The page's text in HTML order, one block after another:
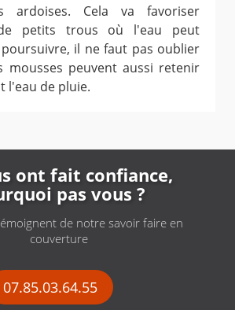
ardoises. Cela va favoriser
petits trous où l'eau peut
il ne faut pas oublier
mousses peuvent aussi retenir
l'eau de pluie.
ont fait confiance,
pas vous ?
de notre savoir faire en
couverture
07.85.03.64.55